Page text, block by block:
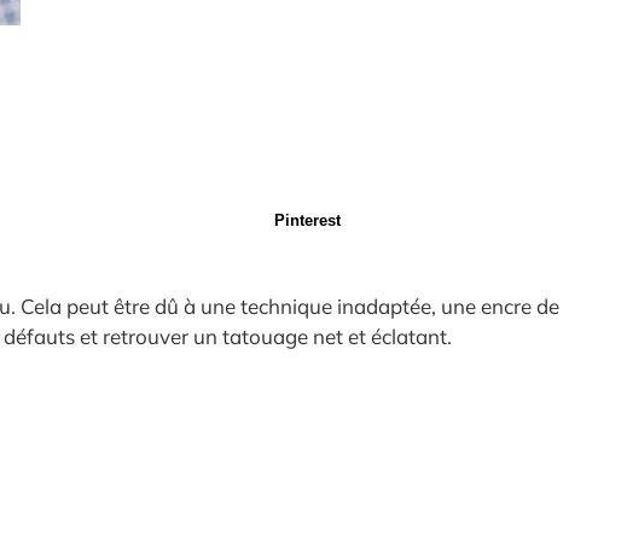
Pinterest
Cela peut être dû à une technique inadaptée, une encre de
et retrouver un tatouage net et éclatant.